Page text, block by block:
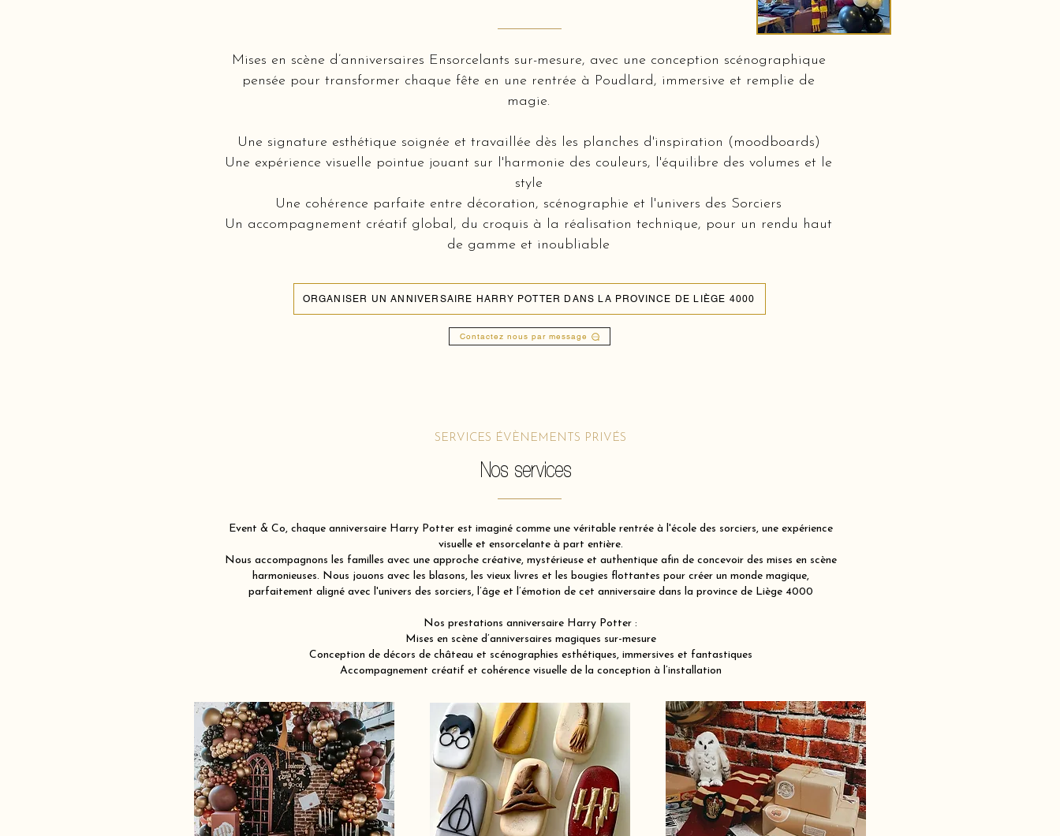
Mises en scène d’anniversaires Ensorcelants sur-mesure, avec une conception scénographique
pensée pour transformer chaque fête en une rentrée à Poudlard, immersive et remplie de
magie.
Une signature esthétique soignée et travaillée dès les planches d'inspiration (moodboards)
Une expérience visuelle pointue jouant sur l'harmonie des couleurs, l'équilibre des volumes et le
style
Une cohérence parfaite entre décoration, scénographie et l'univers des Sorciers
Un accompagnement créatif global, du croquis à la réalisation technique, pour un rendu haut
de gamme et inoubliable
ORGANISER UN ANNIVERSAIRE HARRY POTTER DANS LA PROVINCE DE LIÈGE 4000
Contactez nous par message
SERVICES ÉVÈNEMENTS PRIVÉS
Nos services
Event & Co, chaque anniversaire Harry Potter est imaginé comme une véritable rentrée à l'école des sorciers, une expérience
visuelle et ensorcelante à part entière.
Nous accompagnons les familles avec une approche créative, mystérieuse et authentique afin de concevoir des mises en scène
harmonieuses. Nous jouons avec les blasons, les vieux livres et les bougies flottantes pour créer un monde magique,
parfaitement aligné avec l'univers des sorciers, l’âge et l’émotion de cet anniversaire dans la province de Liège 4000
Nos prestations anniversaire Harry Potter :
Mises en scène d’anniversaires magiques sur-mesure
Conception de décors de château et scénographies esthétiques, immersives et fantastiques
Accompagnement créatif et cohérence visuelle de la conception à l’installation